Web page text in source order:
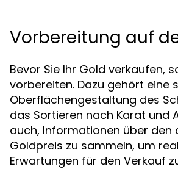
Vorbereitung auf
Bevor Sie Ihr Gold verkaufen,
vorbereiten. Dazu gehört eine
Oberflächengestaltung des
das Sortieren nach Karat und
auch, Informationen über den
Goldpreis zu sammeln, um
Erwartungen für den Verkauf